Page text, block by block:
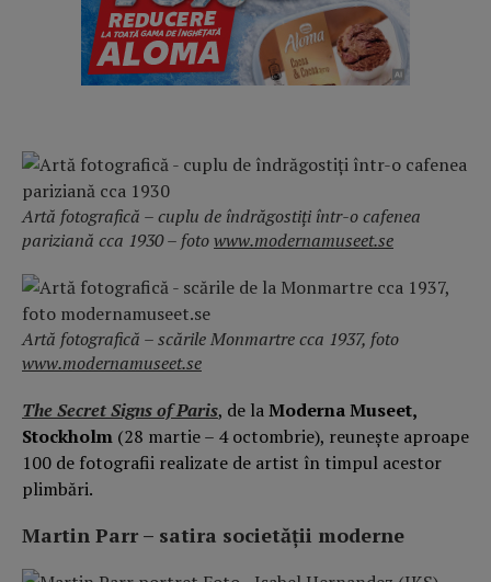
Artă fotografică – cuplu de îndrăgostiți într-o cafenea
pariziană cca 1930 – fotowww.modernamuseet.se
Artă fotografică – scările Monmartre cca 1937, foto
www.modernamuseet.se
The Secret Signs of Paris, de laModerna Museet,
Stockholm (28 martie – 4 octombrie), reunește aproape
100 de fotografii realizate de artist în timpul acestor
plimbări.
Martin Parr – satira societății moderne